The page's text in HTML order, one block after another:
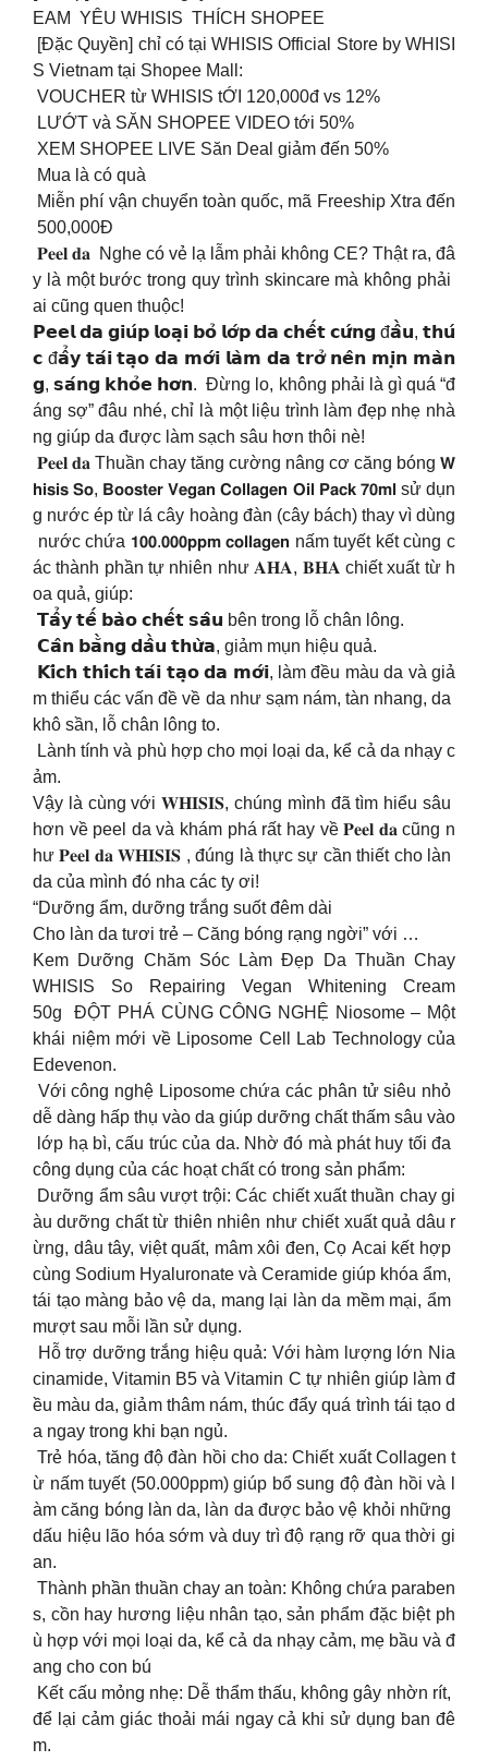
EAM YÊU WHISIS THÍCH SHOPEE
[Đặc Quyền] chỉ có tại WHISIS Official Store by WHISI
S Vietnam tại Shopee Mall:
VOUCHER từ WHISIS tỚI 120,000đ vs 12%
LƯỚT và SĂN SHOPEE VIDEO tới 50%
XEM SHOPEE LIVE Săn Deal giảm đến 50%
Mua là có quà
Miễn phí vận chuyển toàn quốc, mã Freeship Xtra đến
500,000Đ
𝐏𝐞𝐞𝐥 𝐝𝐚 Nghe có vẻ lạ lẫm phải không CE? Thật ra, đâ
y là một bước trong quy trình skincare mà không phải
ai cũng quen thuộc!
𝗣𝗲𝗲𝗹 𝗱𝗮 𝗴𝗶𝘂́𝗽 𝗹𝗼𝗮̣𝗶 𝗯𝗼̉ 𝗹𝗼̛́𝗽 𝗱𝗮 𝗰𝗵𝗲̂́𝘁 𝗰𝘂̛́𝗻𝗴 đ𝗮̂̀𝘂, 𝘁𝗵𝘂́
𝗰 đ𝗮̂̉𝘆 𝘁𝗮́𝗶 𝘁𝗮̣𝗼 𝗱𝗮 𝗺𝗼̛́𝗶 𝗹𝗮̀𝗺 𝗱𝗮 𝘁𝗿𝗼̛̉ 𝗻𝗲̂𝗻 𝗺𝗶̣𝗻 𝗺𝗮̀𝗻
𝗴, 𝘀𝗮́𝗻𝗴 𝗸𝗵𝗼̉𝗲 𝗵𝗼̛𝗻. Đừng lo, không phải là gì quá “đ
áng sợ” đâu nhé, chỉ là một liệu trình làm đẹp nhẹ nhà
ng giúp da được làm sạch sâu hơn thôi nè!
𝐏𝐞𝐞𝐥 𝐝𝐚 Thuần chay tăng cường nâng cơ căng bóng 𝗪
𝗵𝗶𝘀𝗶𝘀 𝗦𝗼, 𝗕𝗼𝗼𝘀𝘁𝗲𝗿 𝗩𝗲𝗴𝗮𝗻 𝗖𝗼𝗹𝗹𝗮𝗴𝗲𝗻 𝗢𝗶𝗹 𝗣𝗮𝗰𝗸 𝟳𝟬𝗺𝗹 sử dụn
g nước ép từ lá cây hoàng đàn (cây bách) thay vì dùng
nước chứa 𝟭𝟬𝟬.𝟬𝟬𝟬𝗽𝗽𝗺 𝗰𝗼𝗹𝗹𝗮𝗴𝗲𝗻 nấm tuyết kết cùng c
ác thành phần tự nhiên như 𝐀𝐇𝐀, 𝐁𝐇𝐀 chiết xuất từ h
oa quả, giúp:
𝗧𝗮̂̉𝘆 𝘁𝗲̂́ 𝗯𝗮̀𝗼 𝗰𝗵𝗲̂́𝘁 𝘀𝗮̂𝘂 bên trong lỗ chân lông.
𝗖𝗮̂𝗻 𝗯𝗮̆̀𝗻𝗴 𝗱𝗮̂̀𝘂 𝘁𝗵𝘂̛̀𝗮, giảm mụn hiệu quả.
𝗞𝗶́𝗰𝗵 𝘁𝗵𝗶́𝗰𝗵 𝘁𝗮́𝗶 𝘁𝗮̣𝗼 𝗱𝗮 𝗺𝗼̛́𝗶, làm đều màu da và giả
m thiểu các vấn đề về da như sạm nám, tàn nhang, da
khô sần, lỗ chân lông to.
Lành tính và phù hợp cho mọi loại da, kể cả da nhạy c
ảm.
Vậy là cùng với 𝐖𝐇𝐈𝐒𝐈𝐒, chúng mình đã tìm hiểu sâu
hơn về peel da và khám phá rất hay về 𝐏𝐞𝐞𝐥 𝐝𝐚 cũng n
hư 𝐏𝐞𝐞𝐥 𝐝𝐚 𝐖𝐇𝐈𝐒𝐈𝐒 , đúng là thực sự cần thiết cho làn
da của mình đó nha các ty ơi!
“Dưỡng ẩm, dưỡng trắng suốt đêm dài
Cho làn da tươi trẻ – Căng bóng rạng ngời” với …
Kem Dưỡng Chăm Sóc Làm Đẹp Da Thuần Chay
WHISIS So Repairing Vegan Whitening Cream
50g ĐỘT PHÁ CÙNG CÔNG NGHỆ Niosome – Một
khái niệm mới về Liposome Cell Lab Technology của
Edevenon.
Với công nghệ Liposome chứa các phân tử siêu nhỏ
dễ dàng hấp thụ vào da giúp dưỡng chất thấm sâu vào
lớp hạ bì, cấu trúc của da. Nhờ đó mà phát huy tối đa
công dụng của các hoạt chất có trong sản phẩm:
Dưỡng ẩm sâu vượt trội: Các chiết xuất thuần chay gi
àu dưỡng chất từ thiên nhiên như chiết xuất quả dâu r
ừng, dâu tây, việt quất, mâm xôi đen, Cọ Acai kết hợp
cùng Sodium Hyaluronate và Ceramide giúp khóa ẩm,
tái tạo màng bảo vệ da, mang lại làn da mềm mại, ẩm
mượt sau mỗi lần sử dụng.
Hỗ trợ dưỡng trắng hiệu quả: Với hàm lượng lớn Nia
cinamide, Vitamin B5 và Vitamin C tự nhiên giúp làm đ
ều màu da, giảm thâm nám, thúc đẩy quá trình tái tạo d
a ngay trong khi bạn ngủ.
Trẻ hóa, tăng độ đàn hồi cho da: Chiết xuất Collagen t
ừ nấm tuyết (50.000ppm) giúp bổ sung độ đàn hồi và l
àm căng bóng làn da, làn da được bảo vệ khỏi những
dấu hiệu lão hóa sớm và duy trì độ rạng rỡ qua thời gi
an.
Thành phần thuần chay an toàn: Không chứa paraben
s, cồn hay hương liệu nhân tạo, sản phẩm đặc biệt ph
ù hợp với mọi loại da, kể cả da nhạy cảm, mẹ bầu và đ
ang cho con bú
Kết cấu mỏng nhẹ: Dễ thẩm thấu, không gây nhờn rít,
để lại cảm giác thoải mái ngay cả khi sử dụng ban đê
m.